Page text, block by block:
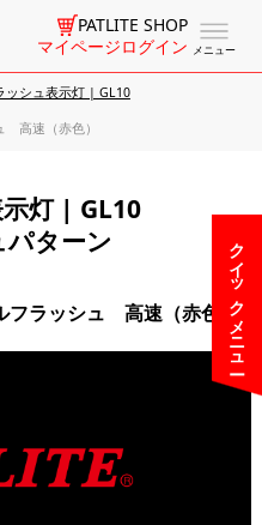
メニュー
PATLITE SHOP
マイページログイン
クイックメニュー
ッシュ表示灯 | GL10
高速（赤色）
灯 | GL10
ターン
フラッシュ 高速（赤色）